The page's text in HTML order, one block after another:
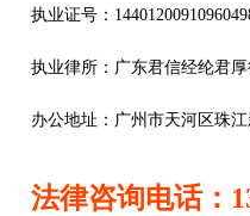
执业证号：
执业律所：广东君信经纶君
办公地址： 广州市天河区珠
法律咨询电话：